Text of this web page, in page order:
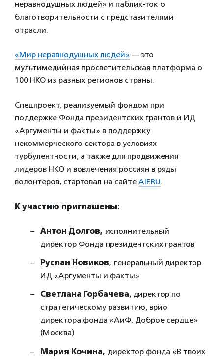
неравнодушных людей» и паблик-ток о
благотворительности с представителями
отрасли.
«Мир неравнодушных людей» — это
мультимедийная просветительская платформа о
100 НКО из разных регионов страны.
Спецпроект, реализуемый фондом при
поддержке Фонда президентских грантов и ИД
«Аргументы и факты» в поддержку
некоммерческого сектора в условиях
турбулентности, а также для продвижения
лидеров НКО и вовлечения россиян в ряды
волонтеров, стартовал на сайте AIF.RU.
К участию приглашены:
Антон Долгов, исполнительный
директор Фонда президентских грантов
Руслан Новиков, генеральный директор
ИД «Аргументы и факты»
Светлана Горбачева, директор по
стратегическому развитию, врио
директора фонда «АиФ. Доброе сердце»
(Москва)
Мария Кочина, директор фонда «В твоих